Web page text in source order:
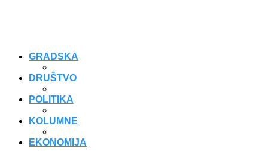
GRADSKA
DRUŠTVO
POLITIKA
KOLUMNE
EKONOMIJA